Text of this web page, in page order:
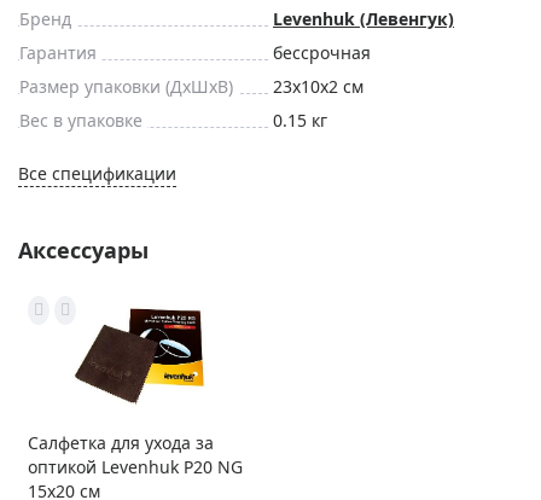
Бренд
Levenhuk (Левенгук)
Гарантия
бессрочная
Размер упаковки (ДxШxВ)
23x10x2 см
Вес в упаковке
0.15 кг
Все спецификации
Аксессуары
Салфетка для ухода за
оптикой Levenhuk P20 NG
15x20 см